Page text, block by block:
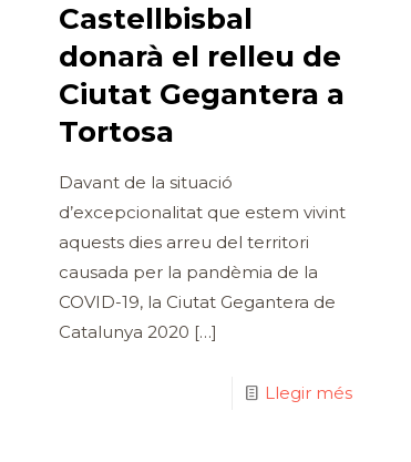
Castellbisbal
donarà el relleu de
Ciutat Gegantera a
Tortosa
Davant de la situació
d’excepcionalitat que estem vivint
aquests dies arreu del territori
causada per la pandèmia de la
COVID-19, la Ciutat Gegantera de
Catalunya 2020 […]
Llegir més